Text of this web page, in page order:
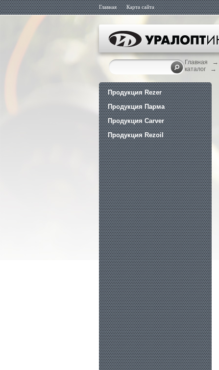
Главная Карта сайта
Главная →
каталог
→
Продукция Rezer
Продукция Парма
Продукция Carver
Продукция Rezoil